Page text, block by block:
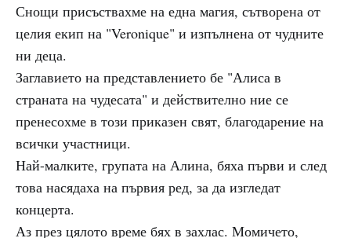
Снощи присъствахме на една магия, сътворена от
целия екип на "Veronique" и изпълнена от чудните
ни деца.
Заглавието на представлението бе "Алиса в
страната на чудесата" и действително ние се
пренесохме в този приказен свят, благодарение на
всички участници.
Най-малките, групата на Алина, бяха първи и след
това насядаха на първия ред, за да изгледат
концерта.
Аз през цялото време бях в захлас. Момичето,